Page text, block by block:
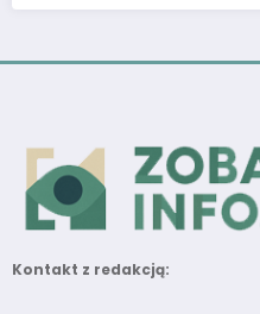
Kontakt z redakcją: